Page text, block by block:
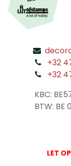
+32
+32
KBC:
BTW: BE
LET